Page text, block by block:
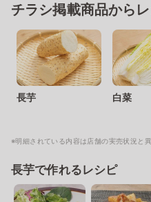
チラシ掲載商品から
長芋 白菜
※明細されている内容は店舗の実売状況と
長芋で作れるレシピ